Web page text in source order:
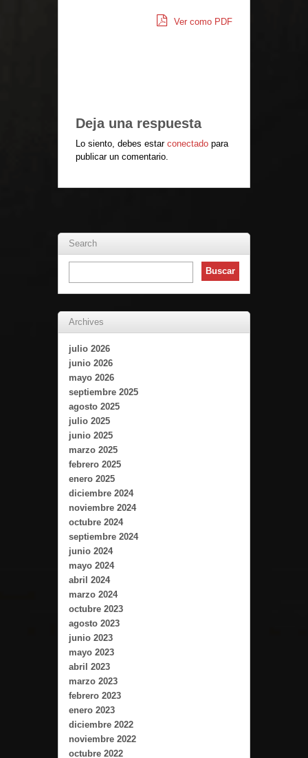
Ver como PDF
Deja una respuesta
Lo siento, debes estar conectado para
publicar un comentario.
Search
Archives
julio 2026
junio 2026
mayo 2026
septiembre 2025
agosto 2025
julio 2025
junio 2025
marzo 2025
febrero 2025
enero 2025
diciembre 2024
noviembre 2024
octubre 2024
septiembre 2024
junio 2024
mayo 2024
abril 2024
marzo 2024
octubre 2023
agosto 2023
junio 2023
mayo 2023
abril 2023
marzo 2023
febrero 2023
enero 2023
diciembre 2022
noviembre 2022
octubre 2022